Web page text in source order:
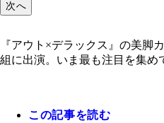
次へ
『アウト×デラックス』の美脚
組に出演。いま最も注目を集め
この記事を読む